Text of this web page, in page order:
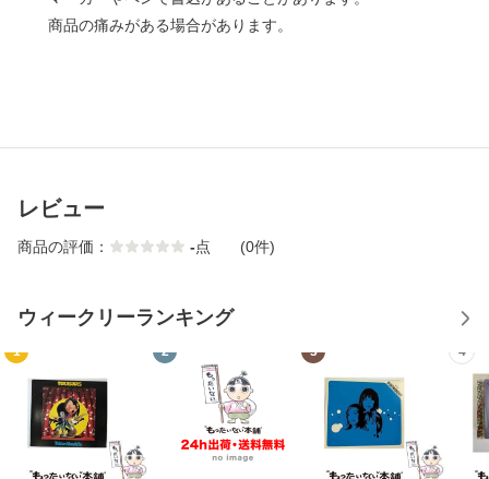
商品の痛みがある場合があります。
レビュー
商品の評価： -点 (0件)
ウィークリーランキング
1 2 3 4